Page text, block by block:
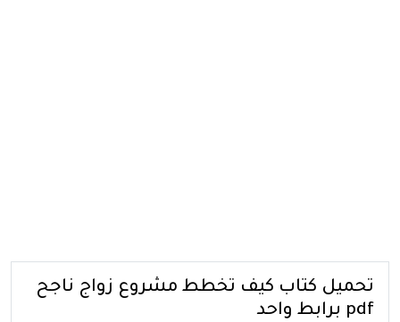
تحميل كتاب كيف تخطط مشروع زواج ناجح
pdf برابط واحد